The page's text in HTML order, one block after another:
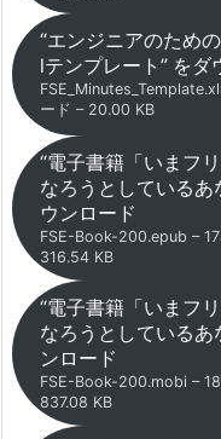
“エンジニアのため
lテンプレート” をダ
ード – 20.00 KB
“電子書籍「いまフ
なろうとしているあ
ウンロード
FSE-Book-200.epub –
316.54 KB
“電子書籍「いまフ
なろうとしている
ンロード
FSE-Book-200.mobi –
837.08 KB